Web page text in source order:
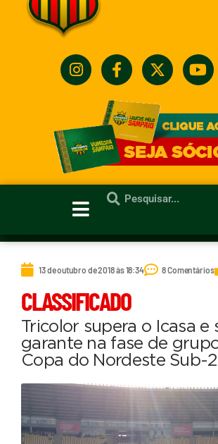
13 de outubro de 2018 às 18:34 8 Comentários
CLASSIFICADO
Tricolor supera o Icasa e
garante na fase de
Copa do Nordeste Sub-